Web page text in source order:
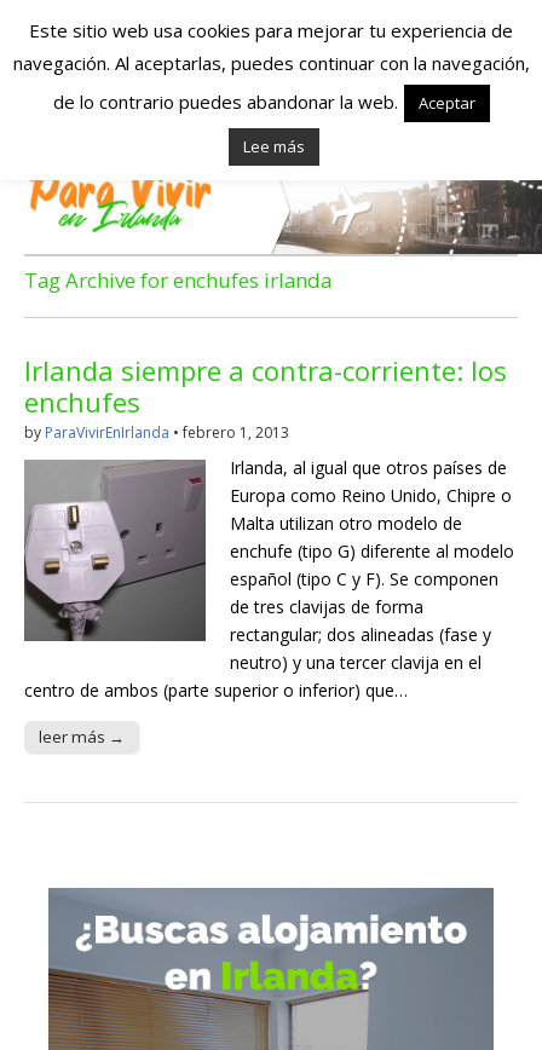
Españoles en
Irlanda – Vivir en
Irlanda – Trabajo
en Irlanda –
Alojamiento en
Irlanda
Blog dedicado a los que viven, estudian y trabajan en
Tag Archive for enchufes irlanda
Irlanda siempre a contra-corriente: los
enchufes
by ParaVivirEnIrlanda •febrero 1, 2013
Irlanda, al igual que otros países de
Europa como Reino Unido, Chipre o
Malta utilizan otro modelo de
enchufe (tipo G) diferente al modelo
español (tipo C y F). Se componen
de tres clavijas de forma
rectangular; dos alineadas (fase y
neutro) y una tercer clavija en el
centro de ambos (parte superior o inferior) que…
leer más →
Este sitio web usa cookies para mejorar tu experiencia de
navegación. Al aceptarlas, puedes continuar con la navegación,
de lo contrario puedes abandonar la web.
Aceptar
Lee más